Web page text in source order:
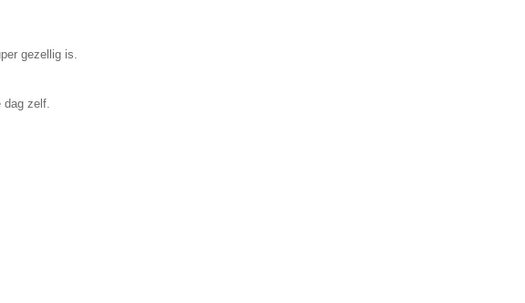
gezellig is.
dag zelf.